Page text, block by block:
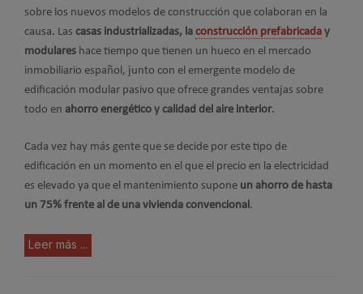
sobre los nuevos modelos de construcción que colaboran en la
causa. Las casas industrializadas, la construcción prefabricada y
modulares hace tiempo que tienen un hueco en el mercado
inmobiliario español, junto con el emergente modelo de
edificación modular pasivo que ofrece grandes ventajas sobre
todo en ahorro energético y calidad del aire interior.
Cada vez hay más gente que se decide por este tipo de
edificación en un momento en el que el precio en la electricidad
es elevado ya que el mantenimiento supone un ahorro de hasta
un 75% frente al de una vivienda convencional.
Leer más ...